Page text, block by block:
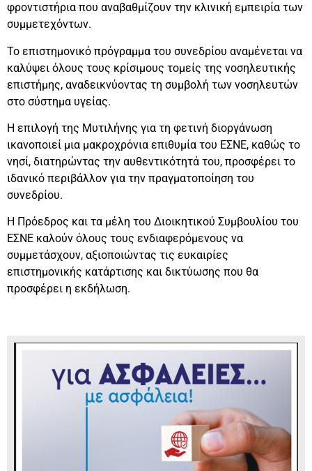
φροντιστήρια που αναβαθμίζουν την κλινική εμπειρία των
συμμετεχόντων.
Το επιστημονικό πρόγραμμα του συνεδρίου αναμένεται να
καλύψει όλους τους κρίσιμους τομείς της νοσηλευτικής
επιστήμης, αναδεικνύοντας τη συμβολή των νοσηλευτών
στο σύστημα υγείας.
Η επιλογή της Μυτιλήνης για τη φετινή διοργάνωση
ικανοποιεί μια μακροχρόνια επιθυμία του ΕΣΝΕ, καθώς το
νησί, διατηρώντας την αυθεντικότητά του, προσφέρει το
ιδανικό περιβάλλον για την πραγματοποίηση του
συνεδρίου.
Η Πρόεδρος και τα μέλη του Διοικητικού Συμβουλίου του
ΕΣΝΕ καλούν όλους τους ενδιαφερόμενους να
συμμετάσχουν, αξιοποιώντας τις ευκαιρίες
επιστημονικής κατάρτισης και δικτύωσης που θα
προσφέρει η εκδήλωση.